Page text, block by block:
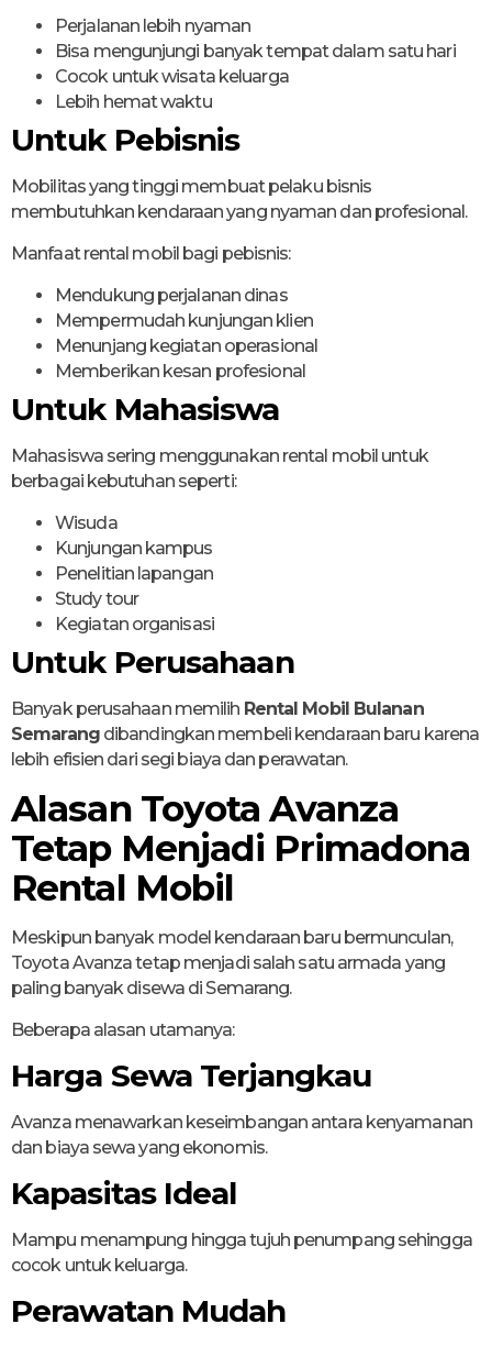
Perjalanan lebih nyaman
Bisa mengunjungi banyak tempat dalam satu hari
Cocok untuk wisata keluarga
Lebih hemat waktu
Untuk Pebisnis
Mobilitas yang tinggi membuat pelaku bisnis
membutuhkan kendaraan yang nyaman dan profesional.
Manfaat rental mobil bagi pebisnis:
Mendukung perjalanan dinas
Mempermudah kunjungan klien
Menunjang kegiatan operasional
Memberikan kesan profesional
Untuk Mahasiswa
Mahasiswa sering menggunakan rental mobil untuk
berbagai kebutuhan seperti:
Wisuda
Kunjungan kampus
Penelitian lapangan
Study tour
Kegiatan organisasi
Untuk Perusahaan
Banyak perusahaan memilih Rental Mobil Bulanan
Semarangdibandingkan membeli kendaraan baru karena
lebih efisien dari segi biaya dan perawatan.
Alasan Toyota Avanza
Tetap Menjadi Primadona
Rental Mobil
Meskipun banyak model kendaraan baru bermunculan,
Toyota Avanza tetap menjadi salah satu armada yang
paling banyak disewa di Semarang.
Beberapa alasan utamanya:
Harga Sewa Terjangkau
Avanza menawarkan keseimbangan antara kenyamanan
dan biaya sewa yang ekonomis.
Kapasitas Ideal
Mampu menampung hingga tujuh penumpang sehingga
cocok untuk keluarga.
Perawatan Mudah